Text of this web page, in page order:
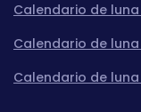
Calendario de
Calendario de
Calendario de